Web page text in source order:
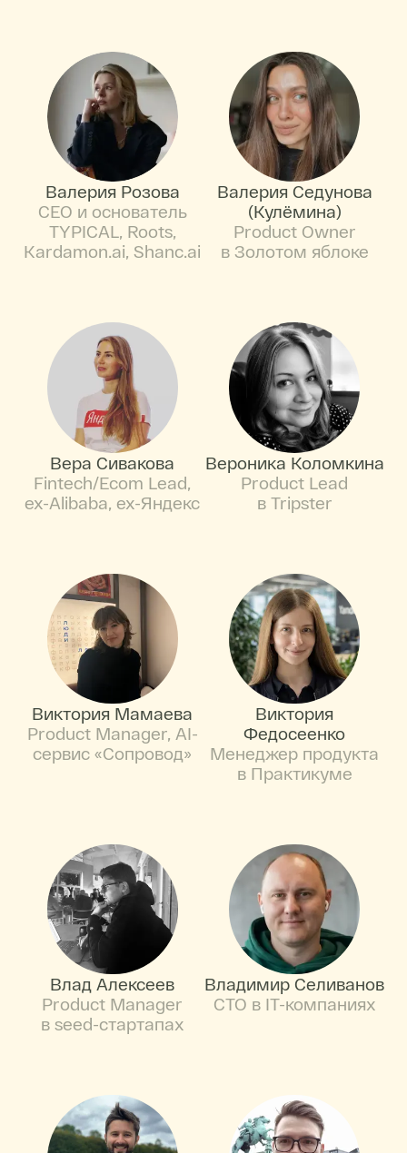
Валерия Розова
CEO и основатель
TYPICAL, Roots,
Kardamon.ai, Shanc.ai
Валерия Седунова
(Кулёмина)
Product Owner
в Золотом яблоке
Вера Сивакова
Fintech/Ecom Lead,
ex-Alibaba, ex-Яндекс
Вероника Коломкина
Product Lead
в Tripster
Виктория Мамаева
Product Manager, AI-
сервис «Сопровод»
Виктория
Федосеенко
Менеджер продукта
в Практикуме
Влад Алексеев
Product Manager
в seed-стартапах
Владимир Селиванов
CTO в IT-компаниях